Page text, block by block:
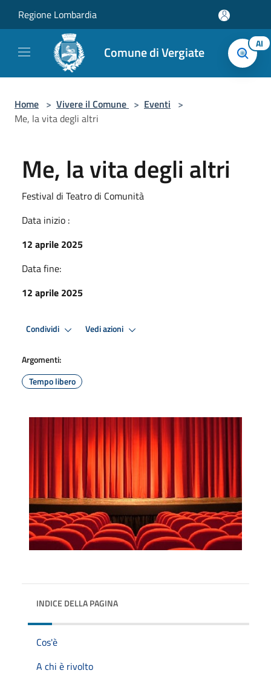
Regione Lombardia
Comune di Vergiate AI
Home > Vivere il Comune > Eventi >
Me, la vita degli altri
Me, la vita degli altri
Festival di Teatro di Comunità
Data inizio :
12 aprile 2025
Data fine:
12 aprile 2025
Condividi Vedi azioni
Argomenti:
Tempo libero
INDICE DELLA PAGINA
Cos'è
A chi è rivolto